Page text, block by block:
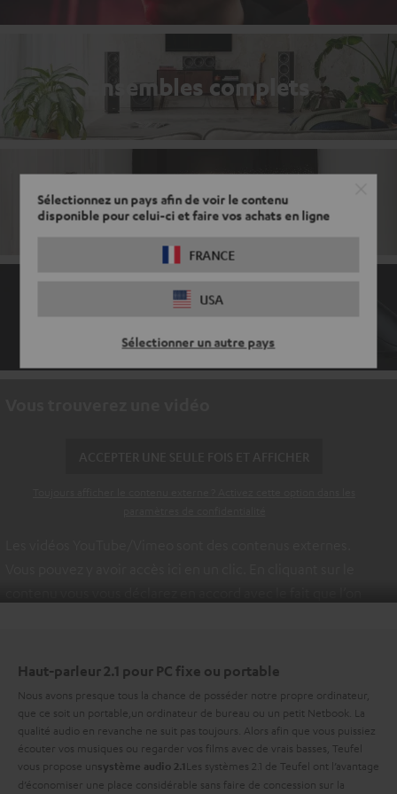
Sélectionnez un pays afin de voir le contenu
disponible pour celui-ci et faire vos achats en ligne
FRANCE
USA
Sélectionner un autre pays
Ensembles complets
Barres de son avec radio
Accessoires de gaming
tierce. Vous en apprendrez davantage dans notre politique
de confidentialité
Haut-parleur 2.1 pour PC fixe ou portable
Nous avons presque tous la chance de posséder notre propre ordinateur,
que ce soit un portable,un ordinateur de bureau ou un petit Netbook. La
qualité audio en revanche ne suit pas toujours. Alors afin que vous puissiez
écouter vos musiques ou regarder vos films avec de vrais basses, Teufel
vous propose unsystème audio 2.1 Les systèmes 2.1 de Teufel ont l’avantage
d’économiser une place considérable sans faire de concession sur la